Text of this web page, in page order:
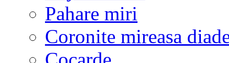
Pahare miri
Coronite mireasa